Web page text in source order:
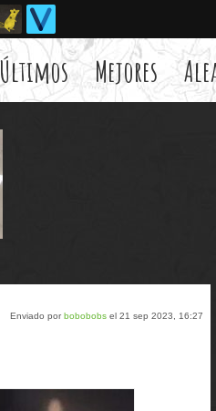
Últimos Mejores
Enviado porbobobobs el 21 sep 2023, 16:27